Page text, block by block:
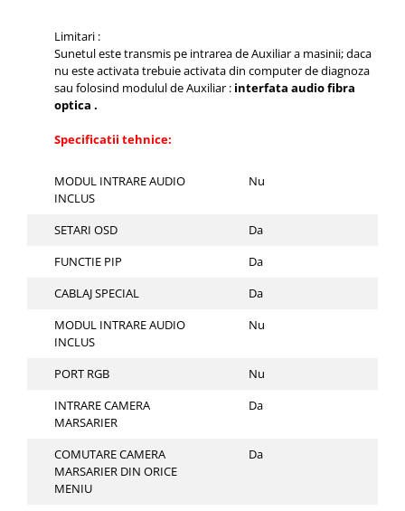
Limitari :
Sunetul este transmis pe intrarea de Auxiliar a masinii; daca
nu este activata trebuie activata din computer de diagnoza
sau folosind modulul de Auxiliar : interfata audio fibra
optica .
Specificatii tehnice:
MODUL INTRARE AUDIO
INCLUS
Nu
SETARI OSD
Da
FUNCTIE PIP
Da
CABLAJ SPECIAL
Da
MODUL INTRARE AUDIO
INCLUS
Nu
PORT RGB
Nu
INTRARE CAMERA
MARSARIER
Da
COMUTARE CAMERA
MARSARIER DIN ORICE
MENIU
Da